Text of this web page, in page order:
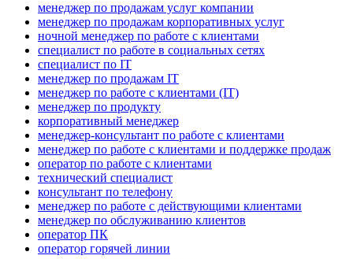
менеджер по продажам услуг компании
менеджер по продажам корпоративных услуг
ночной менеджер по работе с клиентами
специалист по работе в социальных сетях
специалист по IT
менеджер по продажам IT
менеджер по работе с клиентами (IT)
менеджер по продукту
корпоративный менеджер
менеджер-консультант по работе с клиентами
менеджер по работе с клиентами и поддержке продаж
оператор по работе с клиентами
технический специалист
консультант по телефону
менеджер по работе с действующими клиентами
менеджер по обслуживанию клиентов
оператор ПК
оператор горячей линии